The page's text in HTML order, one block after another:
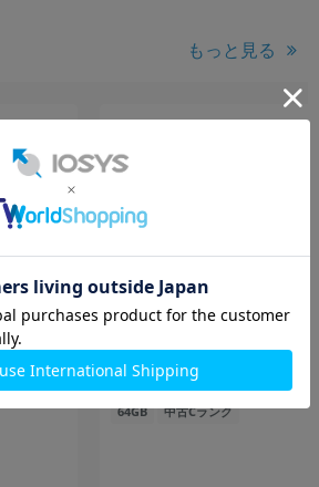
もっと見る
mini
【ACア
LTEモデル ZA5V0274JP
IRON GREY
64GB 中古Cランク